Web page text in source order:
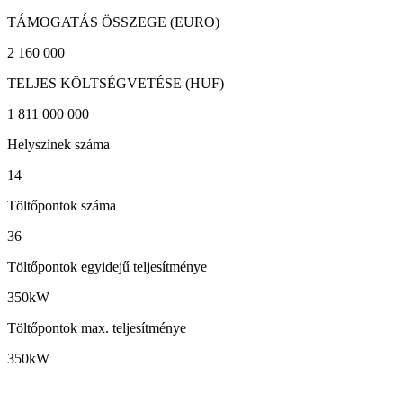
TÁMOGATÁS ÖSSZEGE (EURO)
2 160 000
TELJES KÖLTSÉGVETÉSE (HUF)
1 811 000 000
Helyszínek száma
14
Töltőpontok száma
36
Töltőpontok egyidejű teljesítménye
350kW
Töltőpontok max. teljesítménye
350kW